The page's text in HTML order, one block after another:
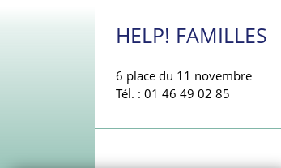
HELP! FAMILLES
6 place du 11 novembre
Tél. : 01 46 49 02 85